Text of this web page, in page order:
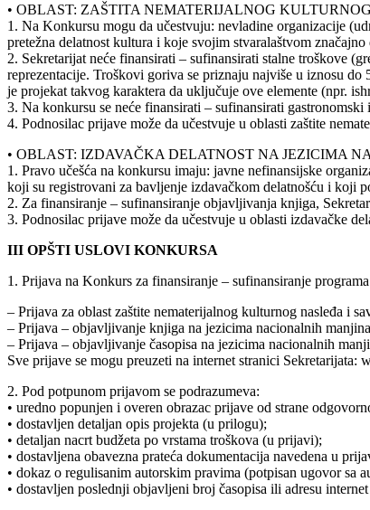
• OBLAST: ZAŠTITA NEMATERIJALNOG
1. Na Konkursu mogu da učestvuju: nevladine organizacije
pretežna delatnost kultura i koje svojim stvaralaštvom
2. Sekretarijat neće finansirati – sufinansirati stalne troškove
reprezentacije. Troškovi goriva se priznaju najviše u iznosu
je projekat takvog karaktera da uključuje ove elemente (npr.
3. Na konkursu se neće finansirati – sufinansirati
4. Podnosilac prijave može da učestvuje u oblasti zaštite
• OBLAST: IZDAVAČKA DELATNOST NA JEZICIMA
1. Pravo učešća na konkursu imaju: javne nefinansijske
koji su registrovani za bavljenje izdavačkom delatnošću i koji
2. Za finansiranje – sufinansiranje objavljivanja knjiga,
3. Podnosilac prijave može da učestvuje u oblasti izdavačke
III OPŠTI USLOVI KONKURSA
1. Prijava na Konkurs za finansiranje – sufinansiranje
– Prijava za oblast zaštite nematerijalnog kulturnog nasleđa i
– Prijava – objavljivanje knjiga na jezicima nacionalnih
– Prijava – objavljivanje časopisa na jezicima nacionalnih
Sve prijave se mogu preuzeti na internet stranici
2. Pod potpunom prijavom se podrazumeva:
• uredno popunjen i overen obrazac prijave od strane
• dostavljen detaljan opis projekta (u prilogu);
• detaljan nacrt budžeta po vrstama troškova (u prijavi);
• dostavljena obavezna prateća dokumentacija navedena u
• dokaz o regulisanim autorskim pravima (potpisan ugovor sa
• dostavljen poslednji objavljeni broj časopisa ili adresu